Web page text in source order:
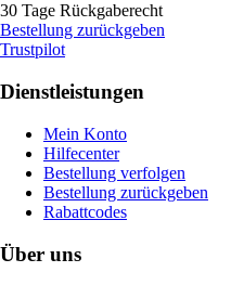
30 Tage Rückgaberecht
Bestellung zurückgeben
Trustpilot
Dienstleistungen
Mein Konto
Hilfecenter
Bestellung verfolgen
Bestellung zurückgeben
Rabattcodes
Über uns